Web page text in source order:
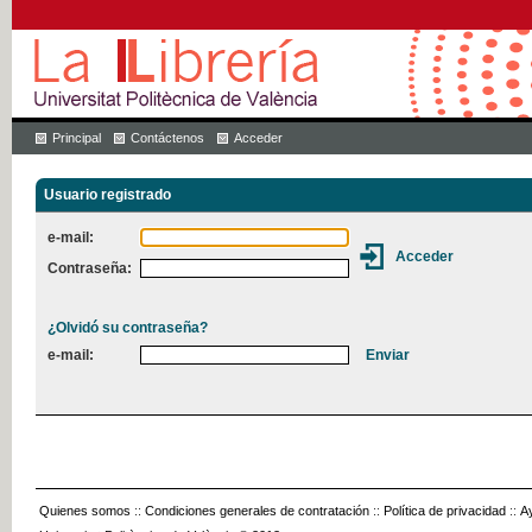
Principal Contáctenos Acceder
Usuario registrado
e-mail:
Contraseña:
¿Olvidó su contraseña?
e-mail:
Quienes somos :: Condiciones generales de contratación :: Política de privacidad ::